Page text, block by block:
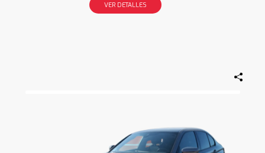
VER DETALLES